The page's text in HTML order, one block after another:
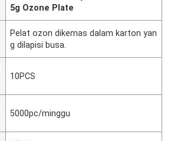
5g Ozone Plate
Pelat ozon dikemas dalam karton yan
g dilapisi busa.
10PCS
5000pc/minggu